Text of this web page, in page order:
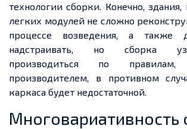
технологии сборки. Конечно,
легких модулей не сложно
процессе возведения, а также
надстраивать, но сборка
производиться по правилам,
производителем, в противном
каркаса будет недостаточной.
Многовариативность